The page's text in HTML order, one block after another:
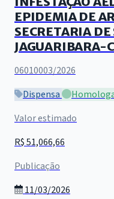
EPIDEMIA DE
SECRETARIA
JAGUARIBARA-
06010003/2026
Dispensa
Valor estimado
R$ 51,066,66
Publicação
11/03/2026